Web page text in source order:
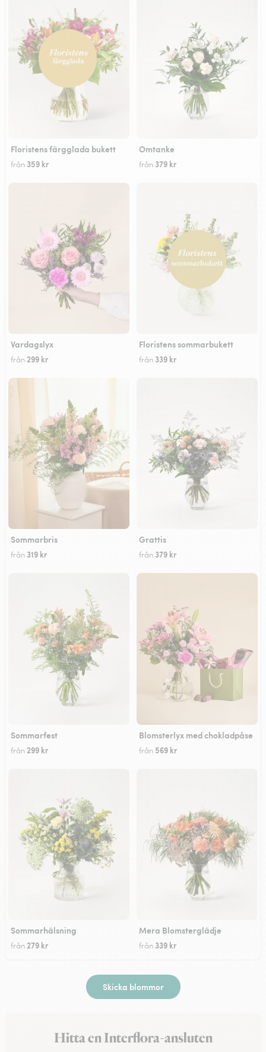
Floristens färgglada bukett
från 359 kr
Omtanke
från 379 kr
Vardagslyx
från 299 kr
Floristens sommarbukett
från 339 kr
Sommarbris
från 319 kr
Grattis
från 379 kr
Sommarfest
från 299 kr
Blomsterlyx med chokladpåse
från 569 kr
Sommarhälsning
från279 kr
Mera Blomsterglädje
från 339 kr
Skicka blommor
Hitta en Interflora-ansluten